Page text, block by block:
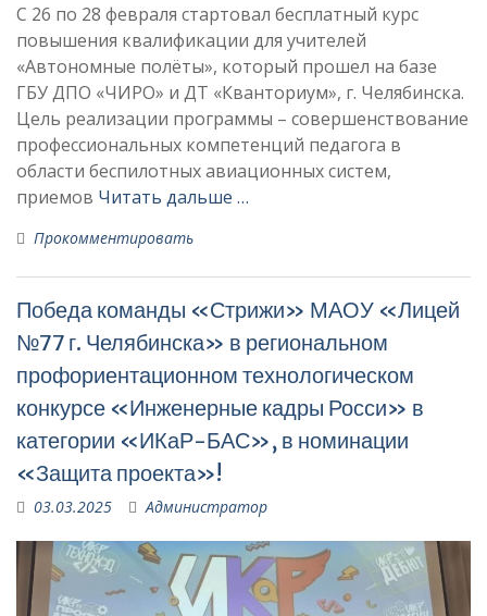
С 26 по 28 февраля стартовал бесплатный курс
повышения квалификации для учителей
«Автономные полёты», который прошел на базе
ГБУ ДПО «ЧИРО» и ДТ «Кванториум», г. Челябинска.
Цель реализации программы – совершенствование
профессиональных компетенций педагога в
области беспилотных авиационных систем,
приемов Читать дальше …
Прокомментировать
Победа команды «Стрижи» МАОУ «Лицей
№77 г. Челябинска» в региональном
профориентационном технологическом
конкурсе «Инженерные кадры Росси» в
категории «ИКаР-БАС», в номинации
«Защита проекта»!
03.03.2025 Администратор